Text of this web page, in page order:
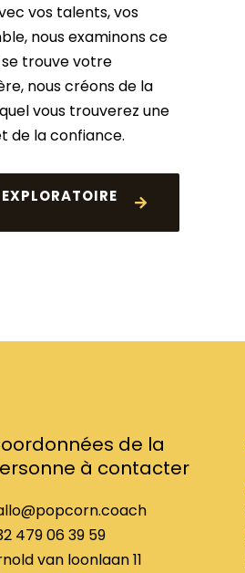
vos talents, vos
nous examinons ce
se trouve votre
nous créons de la
vous trouverez une
de la confiance.
de la
à contacter
479 06 39 59
van loonlaan 11